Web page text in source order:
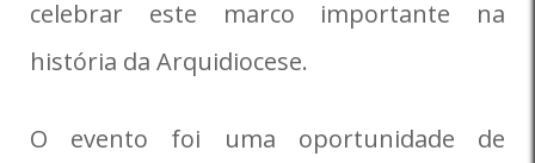
celebrar este marco importante na
história da Arquidiocese.
O evento foi uma oportunidade de